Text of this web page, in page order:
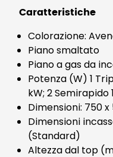
Caratteristiche
Colorazione:
Piano smaltato
Piano a gas da
Potenza (W) 1
kW; 2 Semirapido
Dimensioni: 750 x
Dimensioni
(Standard)
Altezza dal top